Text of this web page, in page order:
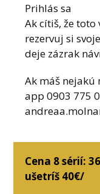
Prihlás sa
Ak cítiš, že
rezervuj si
deje zázrak
Ak máš nejakú
app 0903 775
Cena 8 sérií:
ušetríš 40€/